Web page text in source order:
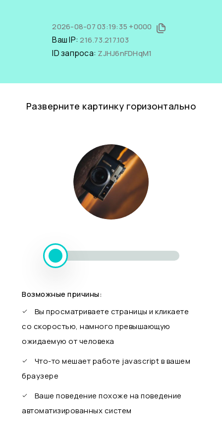
2026-08-07 03:19:35 +0000
Ваш IP:216.73.217.103
ID запроса: ZJHJ6nFDHqM1
Разверните картинку горизонтально
Возможные причины:
Вы просматриваете страницы и кликаете
со скоростью, намного превышающую
ожидаемую от человека
Что-то мешает работе javascript в вашем
браузере
Ваше поведение похоже на поведение
автоматизированных систем